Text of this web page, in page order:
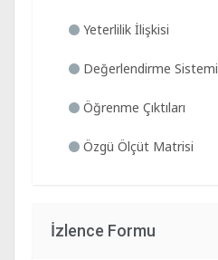
Yeterlilik İlişkisi
Değerlendirme Sistemi
Öğrenme Çıktıları
Özgü Ölçüt Matrisi
İzlence Formu